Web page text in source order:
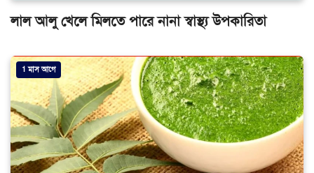
লাল আলু খেলে মিলতে পারে নানা স্বাস্থ্য উপকারিতা
1 মাস আগে